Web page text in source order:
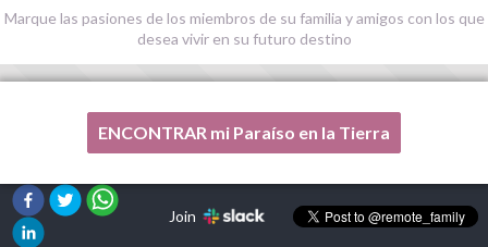
Marque las pasiones de los miembros de su familia y amigos con los que
desea vivir en su futuro destino
Una de mis pasiones no está en esta lista, por favor,
ENCONTRAR mi Paraíso en la Tierra
Join